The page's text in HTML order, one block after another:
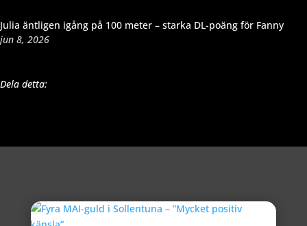
Julia äntligen igång på 100 meter – starka DL-poäng för Fanny
jun 8, 2026
Dela detta: